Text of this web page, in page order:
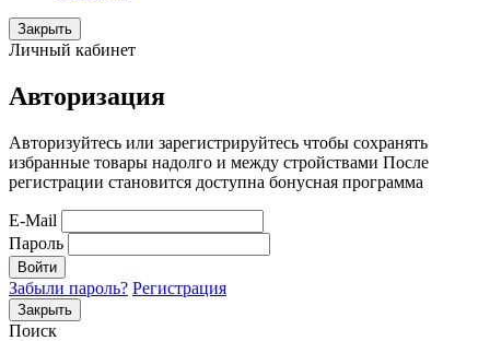
Закрыть
Личный кабинет
Авторизация
Авторизуйтесь или зарегистрируйтесь чтобы сохранять
избранные товары надолго и между стройствами После
регистрации становится доступна бонусная программа
E-Mail
Пароль
Войти
Забыли пароль? Регистрация
Закрыть
Поиск